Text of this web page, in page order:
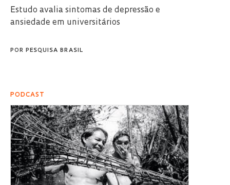
Estudo avalia sintomas de depressão e
ansiedade em universitários
POR PESQUISA BRASIL
PODCAST